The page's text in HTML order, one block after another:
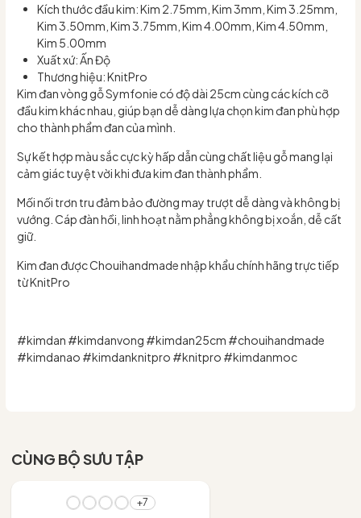
Kích thước đầu kim: Kim 2.75mm, Kim 3mm, Kim 3.25mm,
Kim 3.50mm, Kim 3.75mm, Kim 4.00mm, Kim 4.50mm,
Kim 5.00mm
Xuất xứ: Ấn Độ
Thương hiệu: KnitPro
Kim đan vòng gỗ Symfonie có độ dài 25cm cùng các kích cỡ
đầu kim khác nhau, giúp bạn dễ dàng lựa chọn kim đan phù hợp
cho thành phẩm đan của mình.
Sự kết hợp màu sắc cực kỳ hấp dẫn cùng chất liệu gỗ mang lại
cảm giác tuyệt vời khi đưa kim đan thành phẩm.
Mối nối trơn tru đảm bảo đường may trượt dễ dàng và không bị
vướng. Cáp đàn hồi, linh hoạt nằm phẳng không bị xoắn, dễ cất
giữ.
Kim đan được Chouihandmade nhập khẩu chính hãng trực tiếp
từ KnitPro
#kimdan #kimdanvong #kimdan25cm #chouihandmade
#kimdanao #kimdanknitpro #knitpro #kimdanmoc
CÙNG BỘ SƯU TẬP
+7